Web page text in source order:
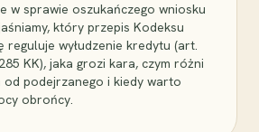
w sprawie oszukańczego wniosku
który przepis Kodeksu
reguluje wyłudzenie kredytu (art.
KK), jaka grozi kara, czym różni
od podejrzanego i kiedy warto
obrońcy.